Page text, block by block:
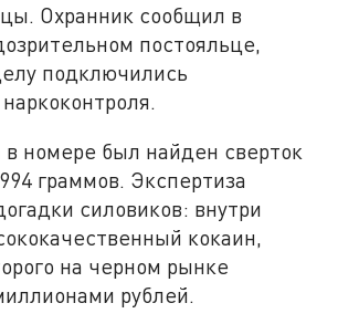
Охранник сообщил в
постояльце,
подключились
номере был найден сверток
граммов. Экспертиза
силовиков: внутри
кокаин,
на черном рынке
рублей.